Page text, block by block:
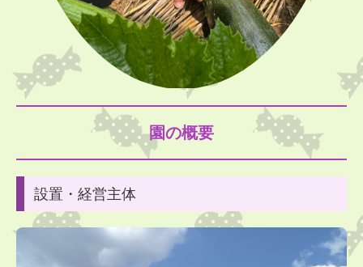
)ひまわり：よさこい
ひまわり：大和こども園年長児との交流
＊布団は隔週に持ち帰りとなります
■2026年7月子育て支援室「きらきらぼし」の予定
8日(水) 22日(水)
参加ご希望の方は事前にご連絡ください。
育児相談も随時受け付けています。
園の概要
設置・経営主体